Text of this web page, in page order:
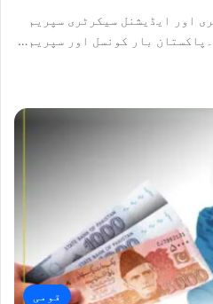
اور ایڈیشنل سیکرٹری سپریم
بار کونسل اور سپریم…
قومی